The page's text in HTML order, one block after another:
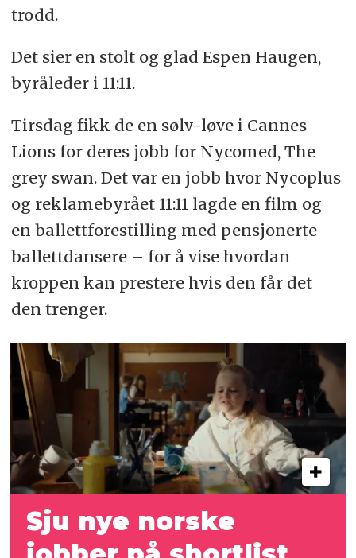
trodd.
Det sier en stolt og glad Espen Haugen,
byråleder i 11:11.
Tirsdag fikk de en sølv-løve i Cannes
Lions for deres jobb for Nycomed, The
grey swan. Det var en jobb hvor Nycoplus
og reklamebyrået 11:11 lagde en film og
en ballettforestilling med pensjonerte
ballettdansere – for å vise hvordan
kroppen kan prestere hvis den får det
den trenger.
Sju nye norske